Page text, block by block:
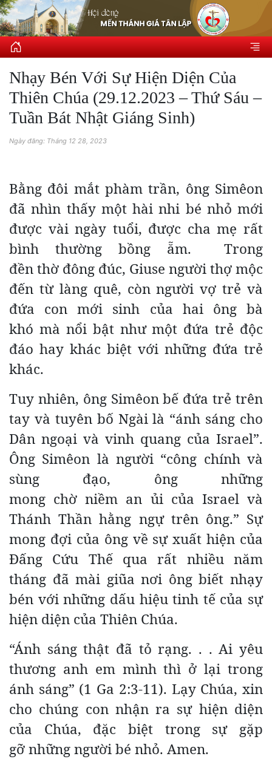
Nhạy Bén Với Sự Hiện Diện Của
Thiên Chúa (29.12.2023 – Thứ Sáu –
Tuần Bát Nhật Giáng Sinh)
Ngày đăng: Tháng 12 28, 2023
Bằng đôi mắt phàm trần, ông Simêon
đã nhìn thấy một hài nhi bé nhỏ mới
được vài ngày tuổi, được cha mẹ rất
bình thường bồng ẵm. Trong
đền thờ đông đúc, Giuse người thợ mộc
đến từ làng quê, còn người vợ trẻ và
đứa con mới sinh của hai ông bà
khó mà nổi bật như một đứa trẻ độc
đáo hay khác biệt với những đứa trẻ
khác.
Tuy nhiên, ông Simêon bế đứa trẻ trên
tay và tuyên bố Ngài là “ánh sáng cho
Dân ngoại và vinh quang của Israel”.
Ông Simêon là người “công chính và
sùng đạo, ông những
mong chờ niềm an ủi của Israel và
Thánh Thần hằng ngự trên ông.” Sự
mong đợi của ông về sự xuất hiện của
Đấng Cứu Thế qua rất nhiều năm
tháng đã mài giũa nơi ông biết nhạy
bén với những dấu hiệu tinh tế của sự
hiện diện của Thiên Chúa.
“Ánh sáng thật đã tỏ rạng. . . Ai yêu
thương anh em mình thì ở lại trong
ánh sáng” (1 Ga 2:3-11). Lạy Chúa, xin
cho chúng con nhận ra sự hiện diện
của Chúa, đặc biệt trong sự gặp
gỡ những người bé nhỏ. Amen.